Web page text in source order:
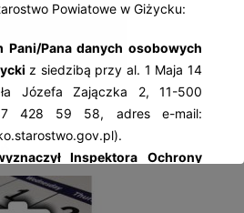
Powiatowe w Giżycku:
Pani/Pana danych osobowych
z siedzibą przy al. 1 Maja 14
Józefa Zajączka 2, 11-500
428 59 58, adres e-mail:
Inspektora Ochrony
– Jolantę Palczewską, z
al. 1 Maja 14, 11-